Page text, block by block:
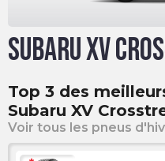
Subaru XV
Top 3 des
Subaru XV
Voir tous les pneus